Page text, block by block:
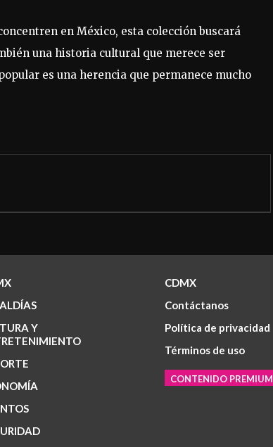
en México, esta colección buscará
una historia cultural que merece ser
es una herencia que permanece mucho
Y
CDMX
Contáctanos
Política de privacidad
Términos de uso
CONTENIDO PREMIUM